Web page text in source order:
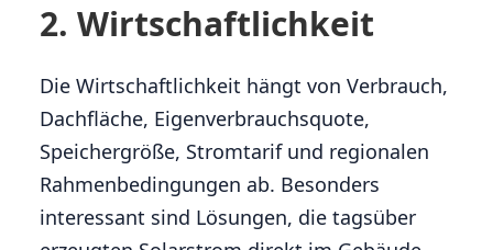
2. Wirtschaftlichkeit
Die Wirtschaftlichkeit hängt von Verbrauch,
Dachfläche, Eigenverbrauchsquote,
Speichergröße, Stromtarif und regionalen
Rahmenbedingungen ab. Besonders
interessant sind Lösungen, die tagsüber